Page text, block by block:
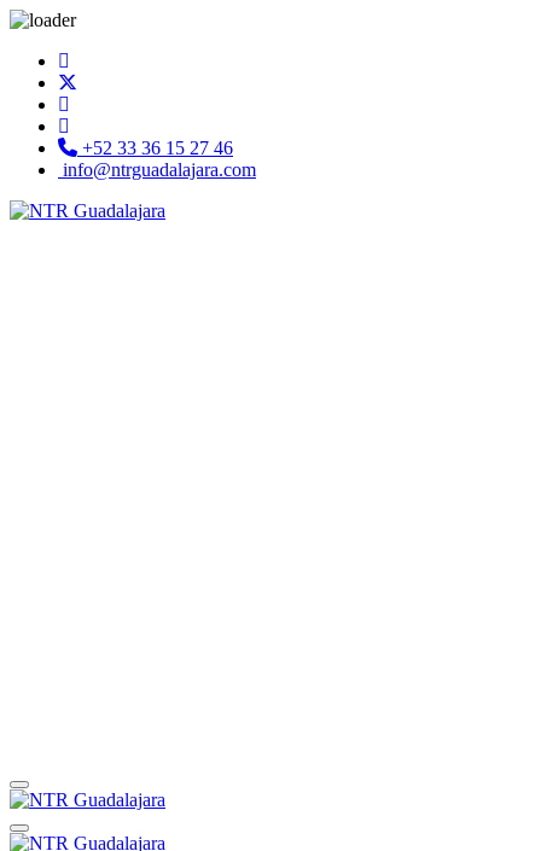
+52 33 36 15 27 46
info@ntrguadalajara.com